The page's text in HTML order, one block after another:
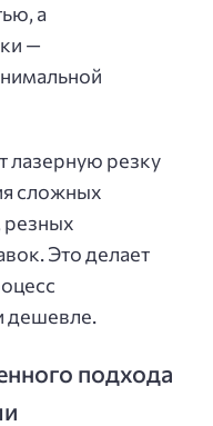
а
—
лазерную резку
сложных
резных
Это делает
дешевле.
подхода